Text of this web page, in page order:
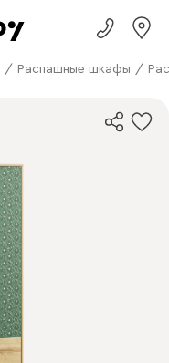
/ Распашные шкафы /